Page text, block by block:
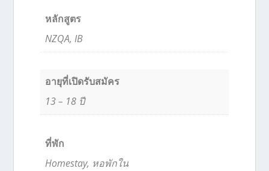
หลักสูตร
NZQA, IB
อายุที่เปิดรับสมัคร
13 – 18 ปี
ที่พัก
Homestay, หอพักใน